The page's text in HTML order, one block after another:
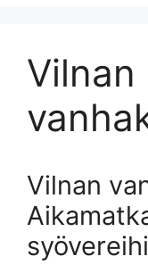
Vilnan
Vilnan